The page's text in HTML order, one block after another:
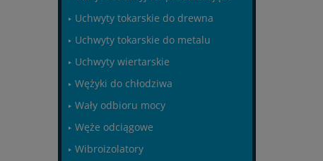
Uchwyty tokarskie do drewna
Uchwyty tokarskie do metalu
Uchwyty wiertarskie
Wężyki do chłodziwa
Wały odbioru mocy
Węże odciągowe
Wibroizolatory